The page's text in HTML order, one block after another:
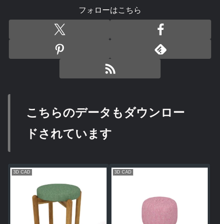
フォローはこちら
こちらのデータもダウンロー
ドされています
3D CAD 3D CAD